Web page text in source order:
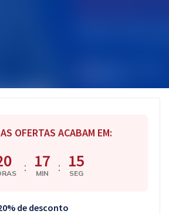
OFERTAS ACABAM EM:
: 17
MIN : 14
SEG
de desconto